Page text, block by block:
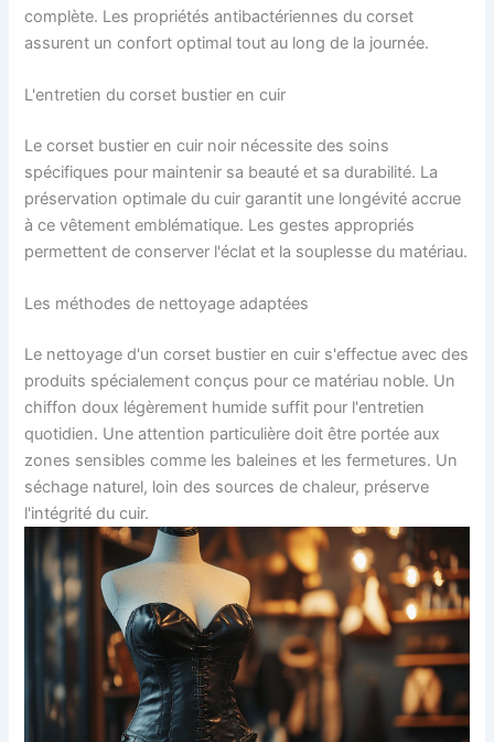
complète. Les propriétés antibactériennes du corset
assurent un confort optimal tout au long de la journée.
L'entretien du corset bustier en cuir
Le corset bustier en cuir noir nécessite des soins
spécifiques pour maintenir sa beauté et sa durabilité. La
préservation optimale du cuir garantit une longévité accrue
à ce vêtement emblématique. Les gestes appropriés
permettent de conserver l'éclat et la souplesse du matériau.
Les méthodes de nettoyage adaptées
Le nettoyage d'un corset bustier en cuir s'effectue avec des
produits spécialement conçus pour ce matériau noble. Un
chiffon doux légèrement humide suffit pour l'entretien
quotidien. Une attention particulière doit être portée aux
zones sensibles comme les baleines et les fermetures. Un
séchage naturel, loin des sources de chaleur, préserve
l'intégrité du cuir.